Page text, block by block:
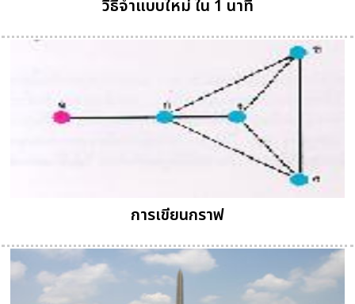
วิธีจำแบบใหม่ ใน 1 นาที
การเขียนกราฟ